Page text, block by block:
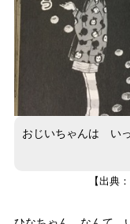
おじいちゃんは い
【出典